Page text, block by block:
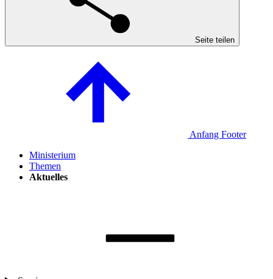
Seite teilen
Anfang Footer
Ministerium
Themen
Aktuelles